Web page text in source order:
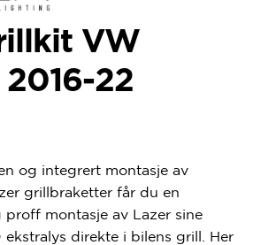
VW
22
og integrert montasje av
grillbraketter får du en
proff montasje av Lazer sine
ekstralys direkte i bilens grill. Her